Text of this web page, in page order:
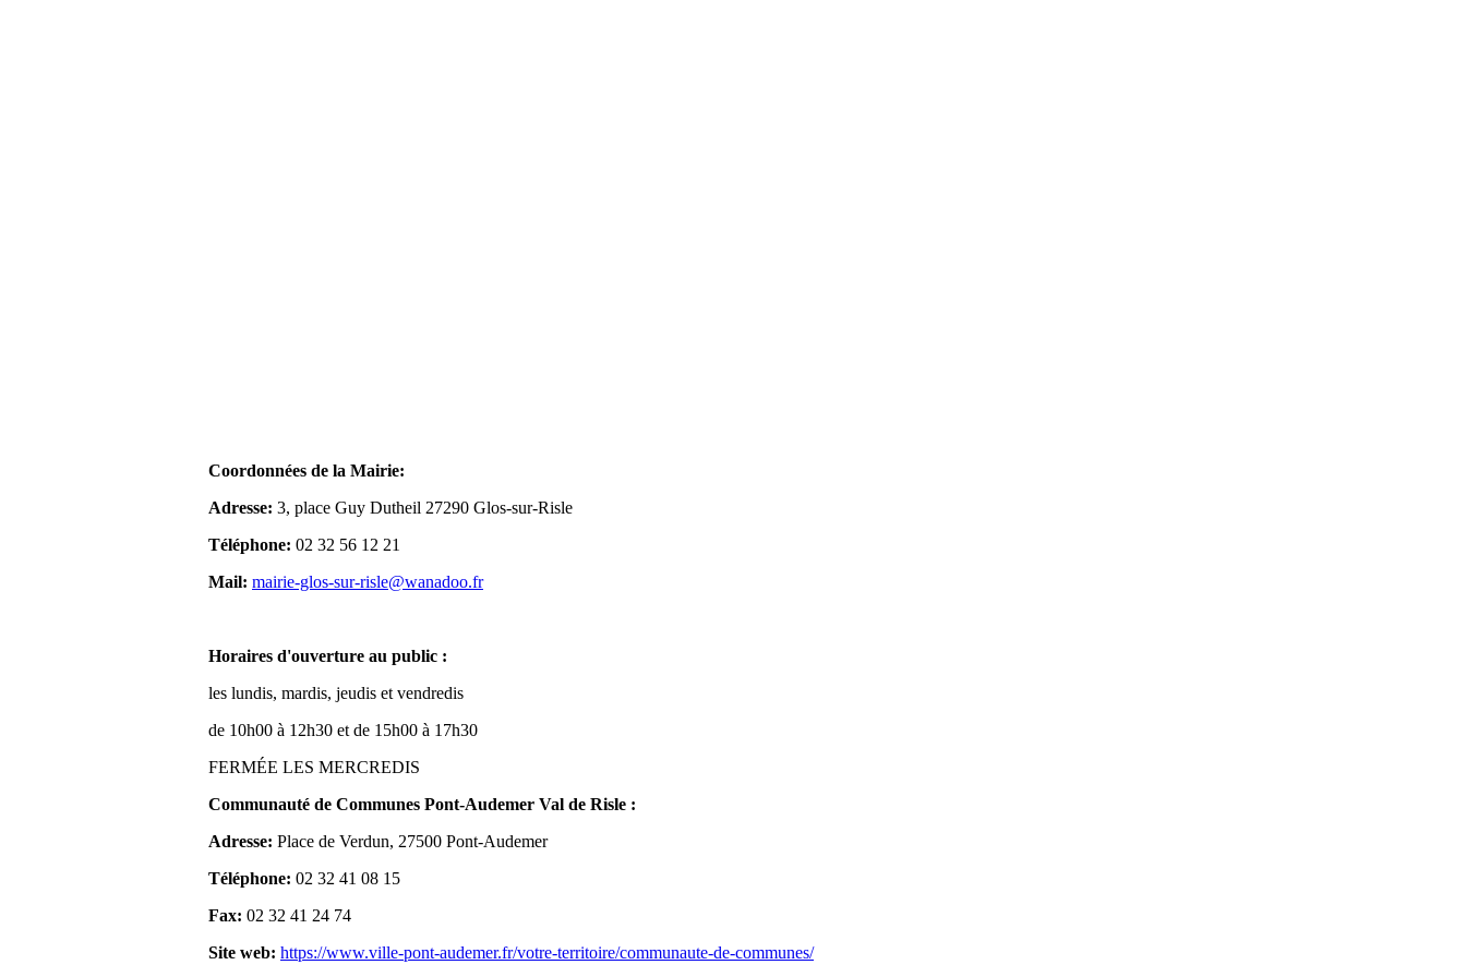
Coordonnées de la Mairie:
Adresse: 3, place Guy Dutheil 27290 Glos-sur-Risle
Téléphone: 02 32 56 12 21
Mail: mairie-glos-sur-risle@wanadoo.fr
Horaires d'ouverture au public :
les lundis, mardis, jeudis et vendredis
de 10h00 à 12h30 et de 15h00 à 17h30
FERMÉE LES MERCREDIS
Communauté de Communes Pont-Audemer Val de Risle :
Adresse: Place de Verdun, 27500 Pont-Audemer
Téléphone: 02 32 41 08 15
Fax: 02 32 41 24 74
Site web: https://www.ville-pont-audemer.fr/votre-territoire/communaute-de-communes/